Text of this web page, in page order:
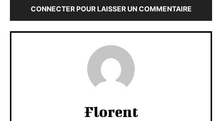
CONNECTER POUR LAISSER UN COMMENTAIRE
Florent